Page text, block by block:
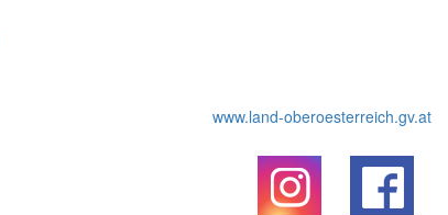
www.land-oberoesterreich.gv.at